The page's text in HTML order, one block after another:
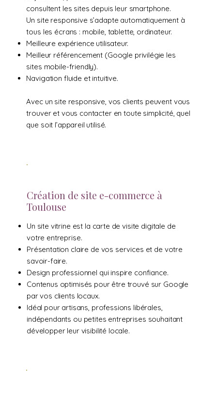
Création de site e-commerce à
Toulouse
Un site vitrine est la carte de visite digitale de
votre entreprise.
Présentation claire de vos services et de votre
savoir-faire.
Design professionnel qui inspire confiance.
Contenus optimisés pour être trouvé sur Google
par vos clients locaux.
Idéal pour artisans, professions libérales,
indépendants ou petites entreprises souhaitant
développer leur visibilité locale.
consultent les sites depuis leur smartphone.
Un site responsive s’adapte automatiquement à
tous les écrans : mobile, tablette, ordinateur.
Meilleure expérience utilisateur.
Meilleur référencement (Google privilégie les
sites mobile-friendly).
Navigation fluide et intuitive.
Avec un site responsive, vos clients peuvent vous
trouver et vous contacter en toute simplicité, quel
que soit l’appareil utilisé.